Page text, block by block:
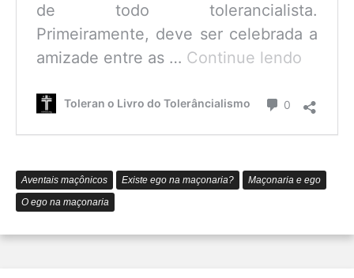
de todo tolerancialista.
Primeiramente, deve ser celebrada a
amizade entre as … Continue lendo
é
Toleran o Livro do Tolerâncialismo 0 Comentário
Aventais maçônicos Existe ego na maçonaria?
Maçonaria e ego
O ego na maçonaria